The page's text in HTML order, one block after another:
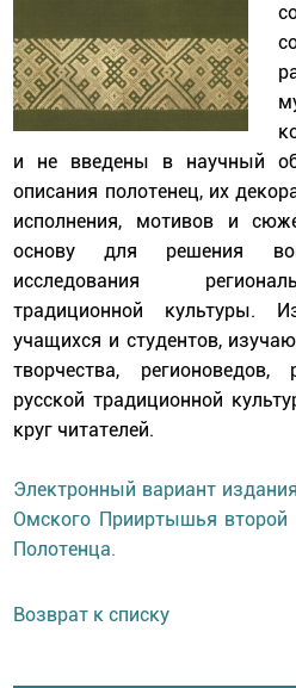
и не введены в научный
описания полотенец, их
исполнения, мотивов и
основу для решения
исследования
традиционной культуры.
учащихся и студентов,
творчества, регионоведов,
русской традиционной
круг читателей.
Электронный вариант
Омского Прииртышья второй
Полотенца.
Возврат к списку